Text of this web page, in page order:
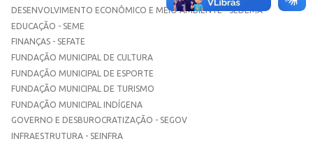
DESENVOLVIMENTO ECONÔMICO E MEIO AMBIENTE - SEDEMA
EDUCAÇÃO - SEME
FINANÇAS - SEFATE
FUNDAÇÃO MUNICIPAL DE CULTURA
FUNDAÇÃO MUNICIPAL DE ESPORTE
FUNDAÇÃO MUNICIPAL DE TURISMO
FUNDAÇÃO MUNICIPAL INDÍGENA
GOVERNO E DESBUROCRATIZAÇÃO - SEGOV
INFRAESTRUTURA - SEINFRA